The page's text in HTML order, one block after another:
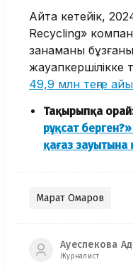
Айта кетейік,
Recycling»
заңнаманы
49,9 млн теңге
Тақырыпқа
рұқсат
қағаз зауытына
Марат Омаров
Ауеспекова
Журналист